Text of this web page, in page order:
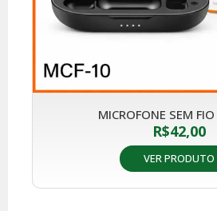
MICROFONE SEM
R$42,00
VER PRODUTO